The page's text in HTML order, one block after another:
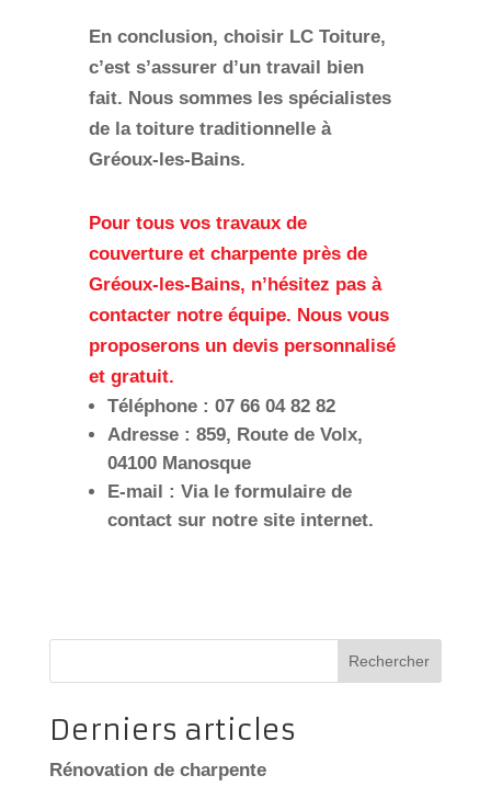
En conclusion, choisir LC Toiture,
c’est s’assurer d’un travail bien
fait. Nous sommes les spécialistes
de la toiture traditionnelle à
Gréoux-les-Bains.
Pour tous vos travaux de
couverture et charpente près de
Gréoux-les-Bains, n’hésitez pas à
contacter notre équipe. Nous vous
proposerons un devis personnalisé
et gratuit.
Téléphone : 07 66 04 82 82
Adresse : 859, Route de Volx,
04100 Manosque
E-mail : Via le formulaire de
contact sur notre site internet.
Rechercher
Derniers articles
Rénovation de charpente